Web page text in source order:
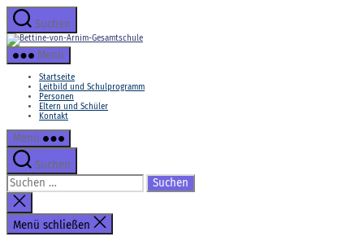
Zum
Inhalt
springenSuchen
Bettine-
Menü
Startseite
Leitbild und Schulprogramm
Personen
Eltern und Schüler
Kontakt
Menü
Suchen
Suchen
nach:
Suche
schließen
Menü schließen